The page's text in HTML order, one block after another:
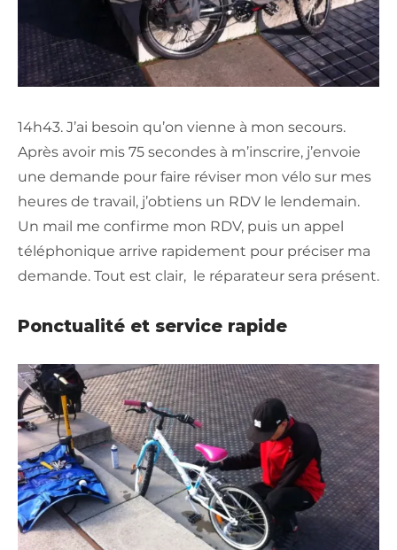
14h43. J’ai besoin qu’on vienne à mon secours.
Après avoir mis 75 secondes à m’inscrire, j’envoie
une demande pour faire réviser mon vélo sur mes
heures de travail, j’obtiens un RDV le lendemain.
Un mail me confirme mon RDV, puis un appel
téléphonique arrive rapidement pour préciser ma
demande. Tout est clair, le réparateur sera présent.
Ponctualité et service rapide